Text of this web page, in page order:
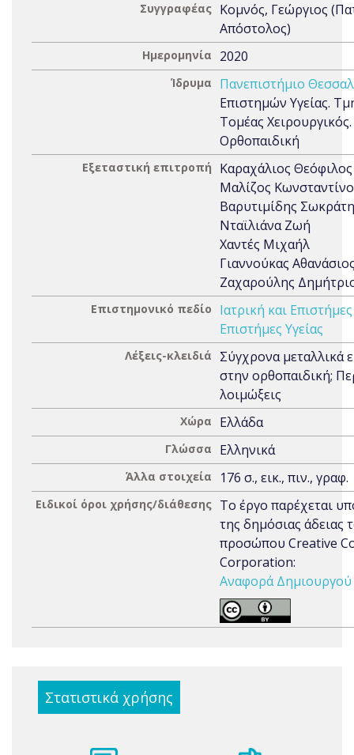
Συγγραφέας Κομνός, Γεώργιος
Απόστολος)
Ημερομηνία 2020
Ίδρυμα
Πανεπιστήμιο
Επιστημών Υγείας.
Τομέας
Ορθοπαιδική
Εξεταστική επιτροπή
Καραχάλιος Θεόφιλος
Μαλίζος
Βαρυτιμίδης
Νταϊλιάνα Ζωή
Χαντές Μιχαήλ
Γιαννούκας
Ζαχαρούλης
Επιστημονικό πεδίο
Ιατρική και
Επιστήμες Υγείας
Λέξεις-κλειδιά
Σύγχρονα μεταλλικά
στην ορθοπαιδική;
λοιμώξεις
Χώρα Ελλάδα
Γλώσσα Ελληνικά
Άλλα στοιχεία 176 σ., εικ., πιν., γραφ.
Ειδικοί όροι χρήσης/διάθεσης Το έργο παρέχεται
της δημόσιας άδειας
προσώπου Creative
Corporation:
Αναφορά Δημιουργού
Στατιστικά χρήσης